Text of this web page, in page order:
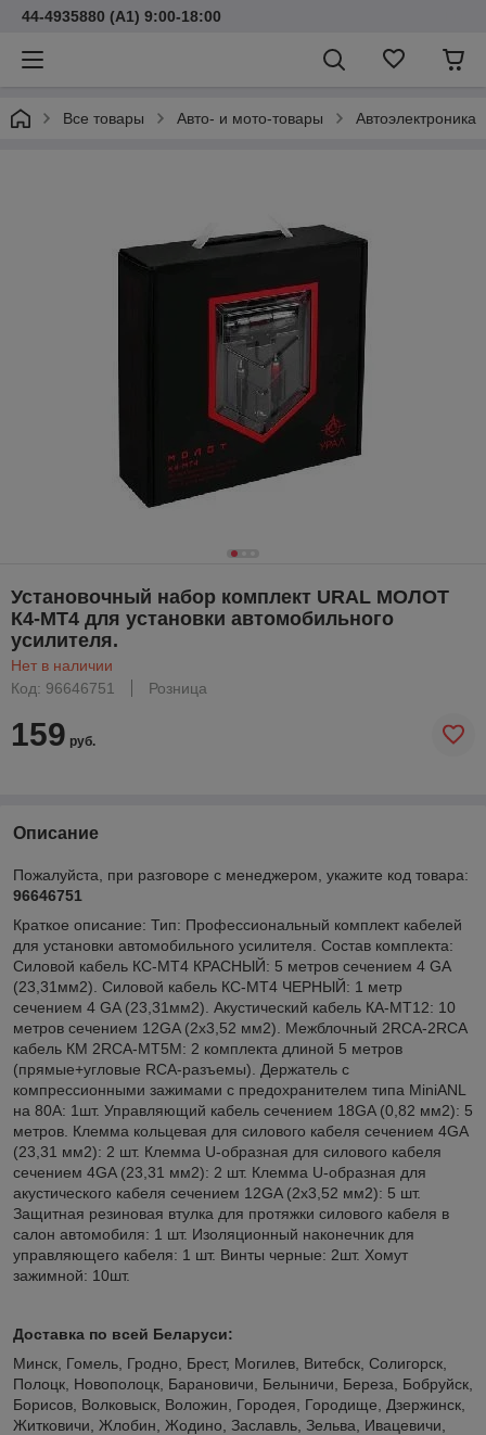
44-4935880 (A1) 9:00-18:00
Все товары Авто- и мото-товары Автоэлектроника
Установочный набор комплект URAL МОЛОТ
К4-МТ4 для установки автомобильного
усилителя.
Нет в наличии
Код: 96646751
Розница
159 руб.
Описание
Пожалуйста, при разговоре с менеджером, укажите код товара:
96646751
Краткое описание: Тип: Профессиональный комплект кабелей
для установки автомобильного усилителя. Состав комплекта:
Cиловой кабель КС-МТ4 КРАСНЫЙ: 5 метров сечением 4 GA
(23,31мм2). Cиловой кабель КС-МТ4 ЧЕРНЫЙ: 1 метр
сечением 4 GA (23,31мм2). Акустический кабель КА-МТ12: 10
метров сечением 12GA (2х3,52 мм2). Межблочный 2RCA-2RCA
кабель КМ 2RCA-МТ5М: 2 комплекта длиной 5 метров
(прямые+угловые RCA-разъемы). Держатель с
компрессионными зажимами с предохранителем типа MiniANL
на 80А: 1шт. Управляющий кабель сечением 18GA (0,82 мм2): 5
метров. Клемма кольцевая для силового кабеля сечением 4GA
(23,31 мм2): 2 шт. Клемма U-образная для силового кабеля
сечением 4GA (23,31 мм2): 2 шт. Клемма U-образная для
акустического кабеля сечением 12GA (2х3,52 мм2): 5 шт.
Защитная резиновая втулка для протяжки силового кабеля в
салон автомобиля: 1 шт. Изоляционный наконечник для
управляющего кабеля: 1 шт. Винты черные: 2шт. Хомут
зажимной: 10шт.
Доставка по всей Беларуси:
Минск, Гомель, Гродно, Брест, Могилев, Витебск, Солигорск,
Полоцк, Новополоцк, Барановичи, Белыничи, Береза, Бобруйск,
Борисов, Волковыск, Воложин, Городея, Городище, Дзержинск,
Житковичи, Жлобин, Жодино, Заславль, Зельва, Ивацевичи,